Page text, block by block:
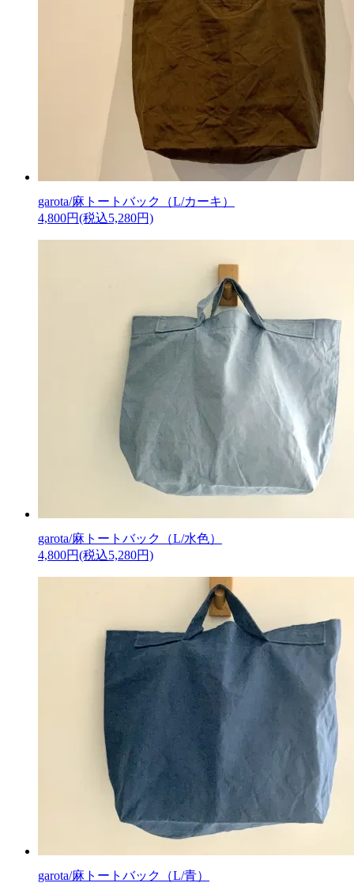
garota/麻トートバック（L/カーキ）
4,800円(税込5,280円)
garota/麻トートバック（L/水色）
4,800円(税込5,280円)
garota/麻トートバック（L/青）